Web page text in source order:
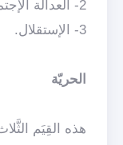
2- العدالة الإجتماعيّة.
3- الإستقلال.
الحريّة
هذه القِيَم